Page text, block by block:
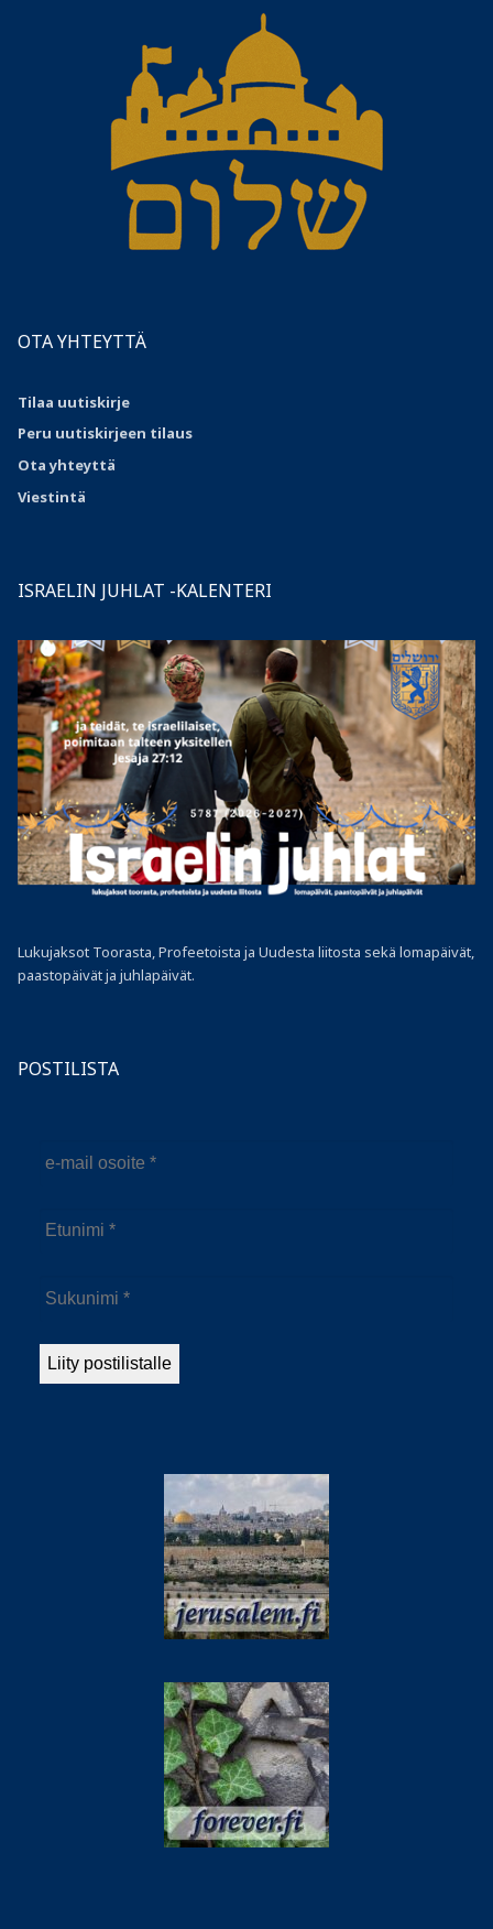
OTA YHTEYTTÄ
Tilaa uutiskirje
Peru uutiskirjeen tilaus
Otayhteyttä
Viestintä
ISRAELIN JUHLAT -KALENTERI
Lukujaksot Toorasta, Profeetoista ja Uudesta liitosta sekä lomapäivät,
paastopäivät ja juhlapäivät.
POSTILISTA